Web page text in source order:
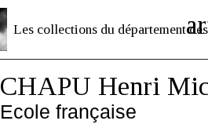
Les collections du département des
CHAPU Henri
Ecole française